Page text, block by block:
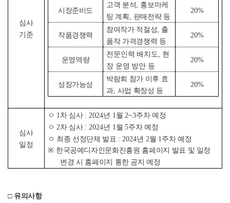
심사
기준
시장준비도
고객 분석
홍보마케
팅 계획
판매전략 등
20%
작품경쟁력
참여작가 적절성
출
품작 가격경쟁력 등
20%
운영역량
전문인력 배치도
현
장 운영 방안 등
20%
성장가능성
박람회 참가 이후 효
과, 사업 확장성 등
20%
심사
일정
ㅇ 1 차 심사 : 2024년 1 월 2~3주차 예정
ㅇ 2차 심사 : 2024년 1 월5주차 예정
ㅇ 최종 선정단체 발표 : 2024년 2월 1 주차 예정
※ 한국공예디자인문화진흥원 홈페이지 발표 및 일정
변경 시 홈페이지 통한 공지 예정
□ 유의사항